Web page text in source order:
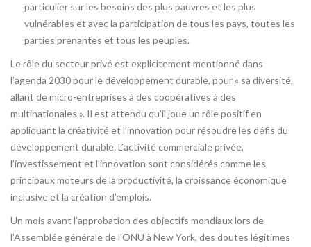
particulier sur les besoins des plus pauvres et les plus
vulnérables et avec la participation de tous les pays, toutes les
parties prenantes et tous les peuples.
Le rôle du secteur privé est explicitement mentionné dans
l’agenda 2030 pour le développement durable, pour « sa diversité,
allant de micro-entreprises à des coopératives à des
multinationales ». Il est attendu qu’il joue un rôle positif en
appliquant la créativité et l’innovation pour résoudre les défis du
développement durable. L’activité commerciale privée,
l’investissement et l’innovation sont considérés comme les
principaux moteurs de la productivité, la croissance économique
inclusive et la création d’emplois.
Un mois avant l’approbation des objectifs mondiaux lors de
l’Assemblée générale de l’ONU à New York, des doutes légitimes